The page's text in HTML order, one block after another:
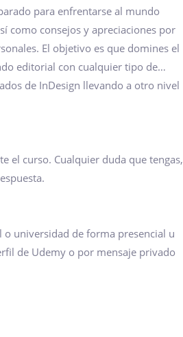
para enfrentarse al mundo
como consejos y apreciaciones por
El objetivo es que domines el
editorial con cualquier tipo de
de InDesign llevando a otro nivel
el curso. Cualquier duda que tengas,
universidad de forma presencial u
de Udemy o por mensaje privado